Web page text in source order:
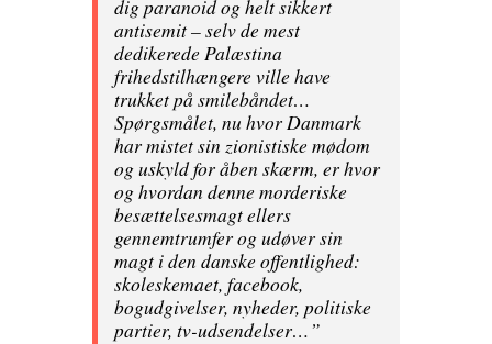
dig paranoid og helt sikkert
antisemit – selv de mest
dedikerede Palæstina
frihedstilhængere ville have
trukket på smilebåndet…
Spørgsmålet, nu hvor Danmark
har mistet sin zionistiske mødom
og uskyld for åben skærm, er hvor
og hvordan denne morderiske
besættelsesmagt ellers
gennemtrumfer og udøver sin
magt i den danske offentlighed:
skoleskemaet, facebook,
bogudgivelser, nyheder, politiske
partier, tv-udsendelser…”